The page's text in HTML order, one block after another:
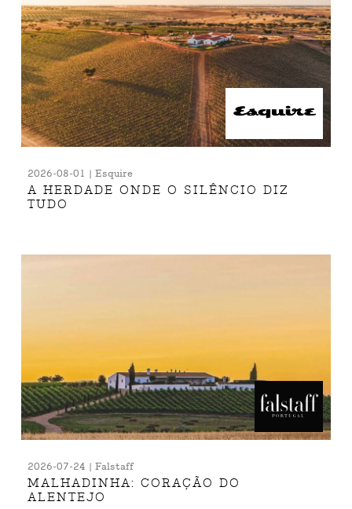
2026-08-01 | Esquire
A HERDADE ONDE O SILÊNCIO DIZ
TUDO
2026-07-24 | Falstaff
MALHADINHA: CORAÇÃO DO
ALENTEJO